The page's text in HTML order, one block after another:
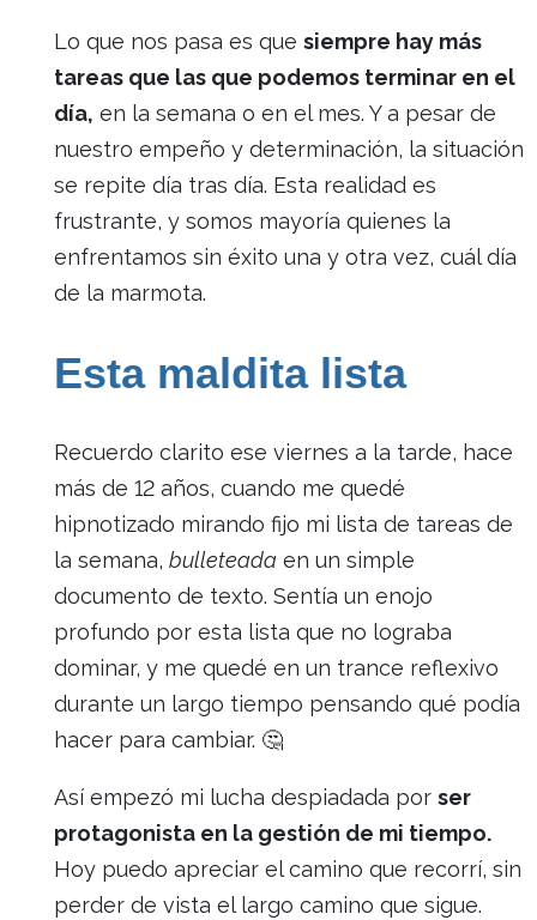
Lo que nos pasa es que siempre hay más
tareas que las que podemos terminar en el
día, en la semana o en el mes. Y a pesar de
nuestro empeño y determinación, la situación
se repite día tras día. Esta realidad es
frustrante, y somos mayoría quienes la
enfrentamos sin éxito una y otra vez, cuál día
de la marmota.
Esta maldita lista
Recuerdo clarito ese viernes a la tarde, hace
más de 12 años, cuando me quedé
hipnotizado mirando fijo mi lista de tareas de
la semana, bulleteadaen un simple
documento de texto. Sentía un enojo
profundo por esta lista que no lograba
dominar, y me quedé en un trance reflexivo
durante un largo tiempo pensando qué podía
hacer para cambiar. 🤔
Así empezó mi lucha despiadada por ser
protagonista en la gestión de mi tiempo.
Hoy puedo apreciar el camino que recorrí, sin
perder de vista el largo camino que sigue.